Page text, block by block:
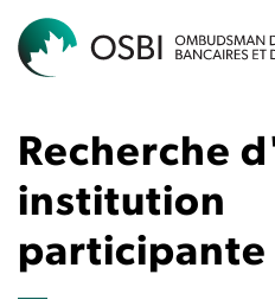
Recherche
institution
participante